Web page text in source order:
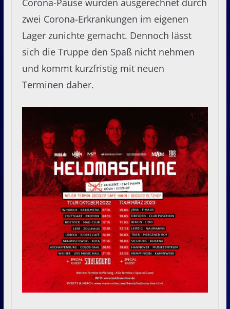
zwei Corona-Erkrankungen im eigenen
Lager zunichte gemacht. Dennoch lässt
sich die Truppe den Spaß nicht nehmen
und kommt kurzfristig mit neuen
Terminen daher.